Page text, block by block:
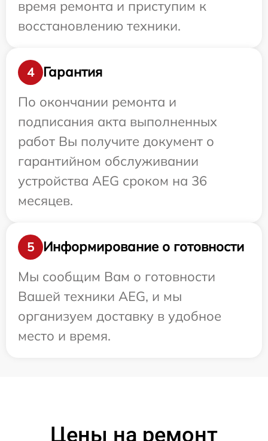
время ремонта и приступим к
восстановлению техники.
4
Гарантия
По окончании ремонта и
подписания акта выполненных
работ Вы получите документ о
гарантийном обслуживании
устройства AEG сроком на 36
месяцев.
5
Информирование о готовности
Мы сообщим Вам о готовности
Вашей техники AEG, и мы
организуем доставку в удобное
место и время.
Цены на ремонт